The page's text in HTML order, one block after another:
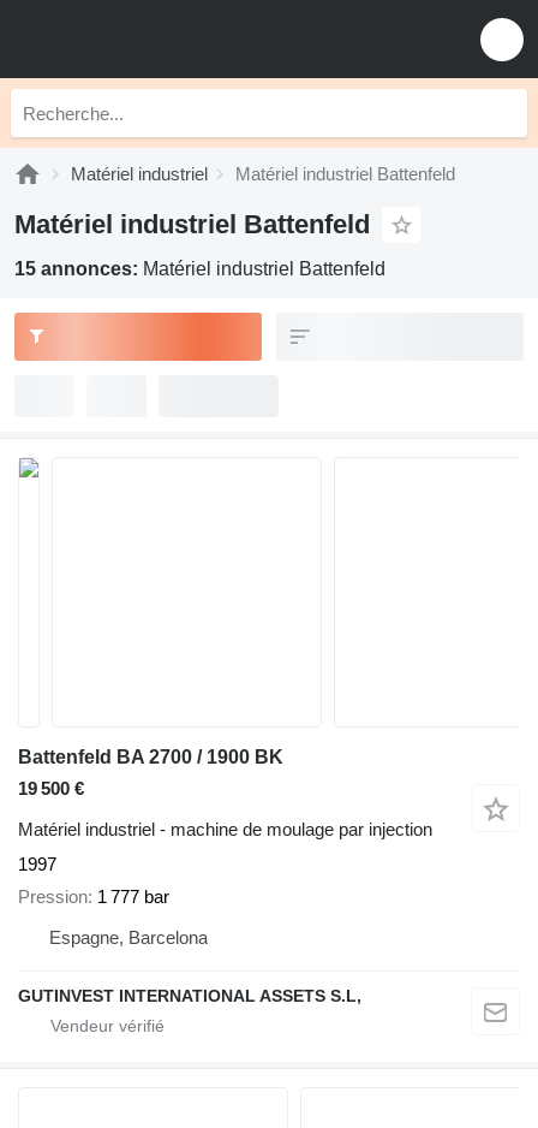
Matériel industriel Matériel industriel Battenfeld
Matériel industriel Battenfeld
15 annonces: Matériel industriel Battenfeld
Battenfeld BA 2700 / 1900 BK
19 500 €
Matériel industriel - machine de moulage par injection
1997
Pression 1 777 bar
Espagne, Barcelona
GUTINVEST INTERNATIONAL ASSETS S.L,